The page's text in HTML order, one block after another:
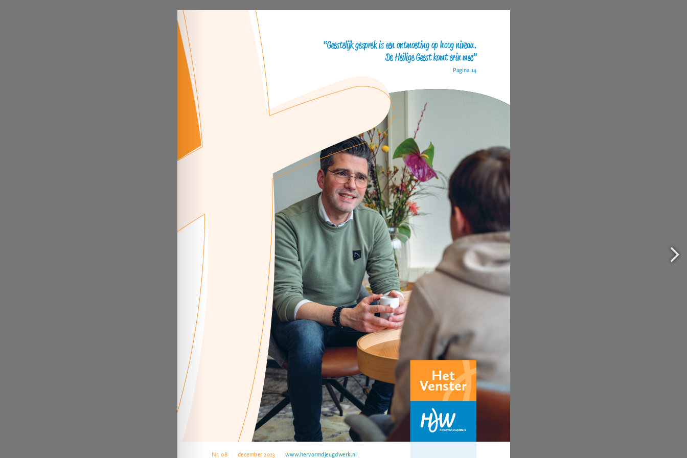
www.hervormdjeugdwerk.nl
contact op met Arie van Vliet via avvliet@hervormdjeugdwerk.nl
mjnhuisman@hervormdjeugdwerk.nl
Concept en realisatie: Aanjagers  | www.aanjagers.nu